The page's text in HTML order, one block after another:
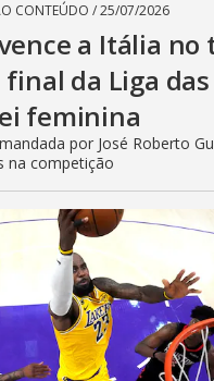
CONTEÚDO /25/07/2026
a Itália no
final da Liga
feminina
por José Roberto
na competição